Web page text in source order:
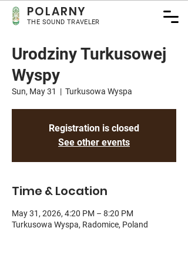
POLARNY
THE SOUND TRAVELER
Urodziny Turkusowej
Wyspy
Sun, May 31
  |
Turkusowa Wyspa
Registration is closed
See other events
Time & Location
May 31, 2026, 4:20 PM – 8:20 PM
Turkusowa Wyspa, Radomice, Poland